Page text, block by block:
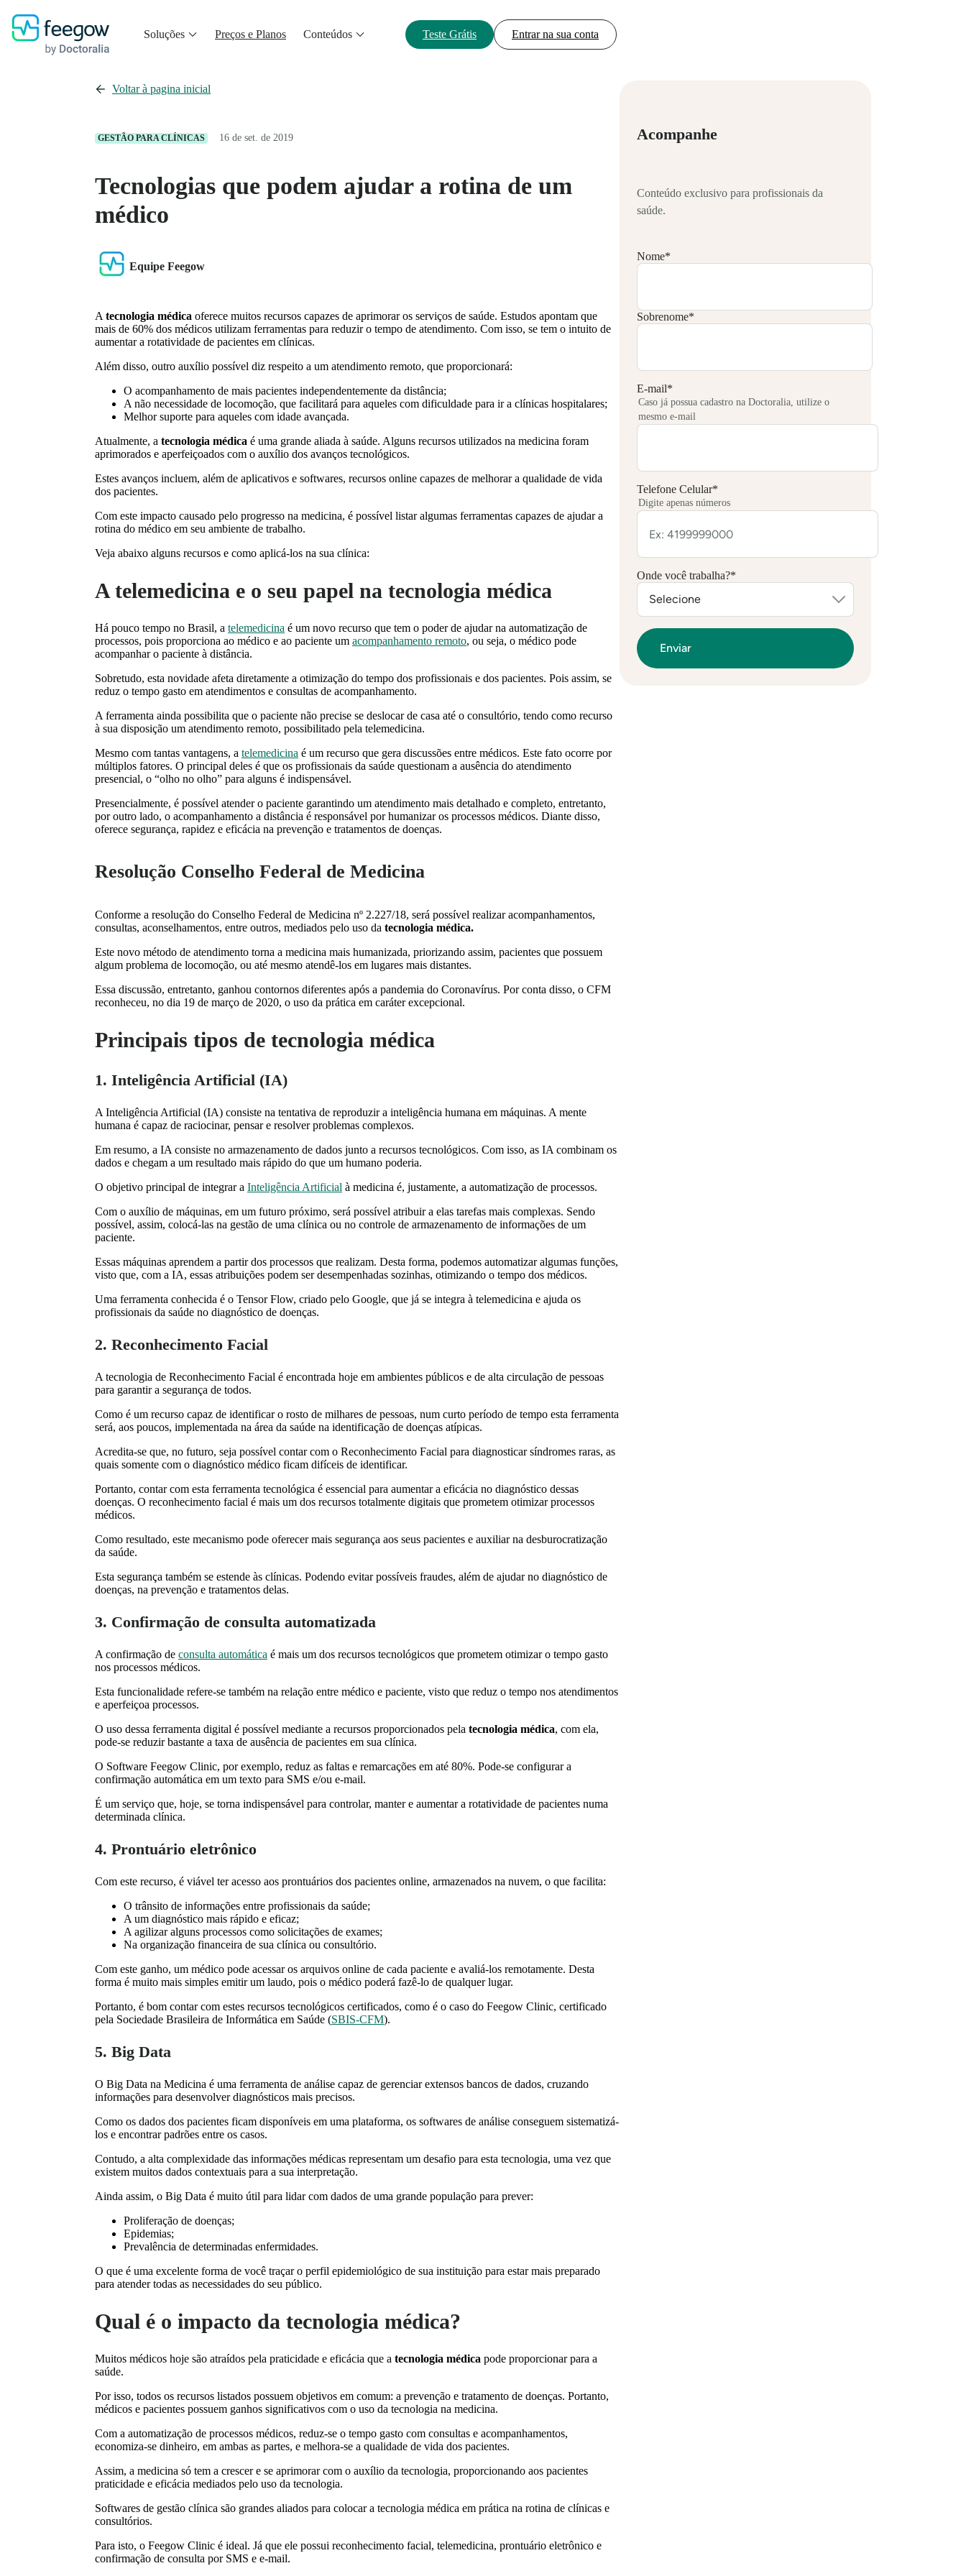
Soluções Preços e Planos Conteúdos Teste Grátis Entrar na sua conta
Voltar à pagina inicial
GESTÃO PARA CLÍNICAS 16 de set. de 2019
Tecnologias que podem ajudar a rotina de um
médico
Equipe Feegow
A tecnologia médica oferece muitos recursos capazes de aprimorar os serviços de saúde. Estudos apontam que
mais de 60% dos médicos utilizam ferramentas para reduzir o tempo de atendimento. Com isso, se tem o intuito de
aumentar a rotatividade de pacientes em clínicas.
Além disso, outro auxílio possível diz respeito a um atendimento remoto, que proporcionará:
O acompanhamento de mais pacientes independentemente da distância;
A não necessidade de locomoção, que facilitará para aqueles com dificuldade para ir a clínicas hospitalares;
Melhor suporte para aqueles com idade avançada.
Atualmente, a tecnologia médica é uma grande aliada à saúde. Alguns recursos utilizados na medicina foram
aprimorados e aperfeiçoados com o auxílio dos avanços tecnológicos.
Estes avanços incluem, além de aplicativos e softwares, recursos online capazes de melhorar a qualidade de vida
dos pacientes.
Com este impacto causado pelo progresso na medicina, é possível listar algumas ferramentas capazes de ajudar a
rotina do médico em seu ambiente de trabalho.
Veja abaixo alguns recursos e como aplicá-los na sua clínica:
A telemedicina e o seu papel na tecnologia médica
Há pouco tempo no Brasil, a telemedicina é um novo recurso que tem o poder de ajudar na automatização de
processos, pois proporciona ao médico e ao paciente um acompanhamento remoto, ou seja, o médico pode
acompanhar o paciente à distância.
Sobretudo, esta novidade afeta diretamente a otimização do tempo dos profissionais e dos pacientes. Pois assim, se
reduz o tempo gasto em atendimentos e consultas de acompanhamento.
A ferramenta ainda possibilita que o paciente não precise se deslocar de casa até o consultório, tendo como recurso
à sua disposição um atendimento remoto, possibilitado pela telemedicina.
Mesmo com tantas vantagens, a telemedicina é um recurso que gera discussões entre médicos. Este fato ocorre por
múltiplos fatores. O principal deles é que os profissionais da saúde questionam a ausência do atendimento
presencial, o “olho no olho” para alguns é indispensável.
Presencialmente, é possível atender o paciente garantindo um atendimento mais detalhado e completo, entretanto,
por outro lado, o acompanhamento a distância é responsável por humanizar os processos médicos. Diante disso,
oferece segurança, rapidez e eficácia na prevenção e tratamentos de doenças.
Resolução Conselho Federal de Medicina
Conforme a resolução do Conselho Federal de Medicina nº 2.227/18, será possível realizar acompanhamentos,
consultas, aconselhamentos, entre outros, mediados pelo uso da tecnologia médica.
Este novo método de atendimento torna a medicina mais humanizada, priorizando assim, pacientes que possuem
algum problema de locomoção, ou até mesmo atendê-los em lugares mais distantes.
Essa discussão, entretanto, ganhou contornos diferentes após a pandemia do Coronavírus. Por conta disso, o CFM
reconheceu, no dia 19 de março de 2020, o uso da prática em caráter excepcional.
Principais tipos de tecnologia médica
1. Inteligência Artificial (IA)
A Inteligência Artificial (IA) consiste na tentativa de reproduzir a inteligência humana em máquinas. A mente
humana é capaz de raciocinar, pensar e resolver problemas complexos.
Em resumo, a IA consiste no armazenamento de dados junto a recursos tecnológicos. Com isso, as IA combinam os
dados e chegam a um resultado mais rápido do que um humano poderia.
O objetivo principal de integrar a Inteligência Artificial à medicina é, justamente, a automatização de processos.
Com o auxílio de máquinas, em um futuro próximo, será possível atribuir a elas tarefas mais complexas. Sendo
possível, assim, colocá-las na gestão de uma clínica ou no controle de armazenamento de informações de um
paciente.
Essas máquinas aprendem a partir dos processos que realizam. Desta forma, podemos automatizar algumas funções,
visto que, com a IA, essas atribuições podem ser desempenhadas sozinhas, otimizando o tempo dos médicos.
Uma ferramenta conhecida é o Tensor Flow, criado pelo Google, que já se integra à telemedicina e ajuda os
profissionais da saúde no diagnóstico de doenças.
2. Reconhecimento Facial
A tecnologia de Reconhecimento Facial é encontrada hoje em ambientes públicos e de alta circulação de pessoas
para garantir a segurança de todos.
Como é um recurso capaz de identificar o rosto de milhares de pessoas, num curto período de tempo esta ferramenta
será, aos poucos, implementada na área da saúde na identificação de doenças atípicas.
Acredita-se que, no futuro, seja possível contar com o Reconhecimento Facial para diagnosticar síndromes raras, as
quais somente com o diagnóstico médico ficam difíceis de identificar.
Portanto, contar com esta ferramenta tecnológica é essencial para aumentar a eficácia no diagnóstico dessas
doenças. O reconhecimento facial é mais um dos recursos totalmente digitais que prometem otimizar processos
médicos.
Como resultado, este mecanismo pode oferecer mais segurança aos seus pacientes e auxiliar na desburocratização
da saúde.
Esta segurança também se estende às clínicas. Podendo evitar possíveis fraudes, além de ajudar no diagnóstico de
doenças, na prevenção e tratamentos delas.
3. Confirmação de consulta automatizada
A confirmação de consulta automática é mais um dos recursos tecnológicos que prometem otimizar o tempo gasto
nos processos médicos.
Esta funcionalidade refere-se também na relação entre médico e paciente, visto que reduz o tempo nos atendimentos
e aperfeiçoa processos.
O uso dessa ferramenta digital é possível mediante a recursos proporcionados pela tecnologia médica, com ela,
pode-se reduzir bastante a taxa de ausência de pacientes em sua clínica.
O Software Feegow Clinic, por exemplo, reduz as faltas e remarcações em até 80%. Pode-se configurar a
confirmação automática em um texto para SMS e/ou e-mail.
É um serviço que, hoje, se torna indispensável para controlar, manter e aumentar a rotatividade de pacientes numa
determinada clínica.
4. Prontuário eletrônico
Com este recurso, é viável ter acesso aos prontuários dos pacientes online, armazenados na nuvem, o que facilita:
O trânsito de informações entre profissionais da saúde;
A um diagnóstico mais rápido e eficaz;
A agilizar alguns processos como solicitações de exames;
Na organização financeira de sua clínica ou consultório.
Com este ganho, um médico pode acessar os arquivos online de cada paciente e avaliá-los remotamente. Desta
forma é muito mais simples emitir um laudo, pois o médico poderá fazê-lo de qualquer lugar.
Portanto, é bom contar com estes recursos tecnológicos certificados, como é o caso do Feegow Clinic, certificado
pela Sociedade Brasileira de Informática em Saúde (SBIS-CFM).
5. Big Data
O Big Data na Medicina é uma ferramenta de análise capaz de gerenciar extensos bancos de dados, cruzando
informações para desenvolver diagnósticos mais precisos.
Como os dados dos pacientes ficam disponíveis em uma plataforma, os softwares de análise conseguem sistematizá-
los e encontrar padrões entre os casos.
Contudo, a alta complexidade das informações médicas representam um desafio para esta tecnologia, uma vez que
existem muitos dados contextuais para a sua interpretação.
Ainda assim, o Big Data é muito útil para lidar com dados de uma grande população para prever:
Proliferação de doenças;
Epidemias;
Prevalência de determinadas enfermidades.
O que é uma excelente forma de você traçar o perfil epidemiológico de sua instituição para estar mais preparado
para atender todas as necessidades do seu público.
Qual é o impacto da tecnologia médica?
Muitos médicos hoje são atraídos pela praticidade e eficácia que a tecnologia médica pode proporcionar para a
saúde.
Por isso, todos os recursos listados possuem objetivos em comum: a prevenção e tratamento de doenças. Portanto,
médicos e pacientes possuem ganhos significativos com o uso da tecnologia na medicina.
Com a automatização de processos médicos, reduz-se o tempo gasto com consultas e acompanhamentos,
economiza-se dinheiro, em ambas as partes, e melhora-se a qualidade de vida dos pacientes.
Assim, a medicina só tem a crescer e se aprimorar com o auxílio da tecnologia, proporcionando aos pacientes
praticidade e eficácia mediados pelo uso da tecnologia.
Softwares de gestão clínica são grandes aliados para colocar a tecnologia médica em prática na rotina de clínicas e
consultórios.
Para isto, o Feegow Clinic é ideal. Já que ele possui reconhecimento facial, telemedicina, prontuário eletrônico e
confirmação de consulta por SMS e e-mail.
Acompanhe
Conteúdo exclusivo para profissionais da
saúde.
Nome*
Sobrenome*
E-mail*
Caso já possua cadastro na Doctoralia, utilize o
mesmo e-mail
Telefone Celular*
Digite apenas números
Onde você trabalha?*